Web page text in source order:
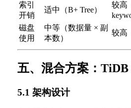
索引
开销
适中（B+ Tree）
较高
磁盘
使用
中等（数据量 × 副
本数）
较高
五、混合方案：TiDB
5.1 架构设计